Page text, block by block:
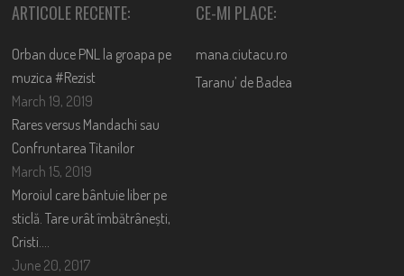
ARTICOLE RECENTE:
Orban duce PNL la groapa pe
muzica #Rezist
March 19, 2019
Rares versus Mandachi sau
Confruntarea Titanilor
March 15, 2019
Moroiul care bântuie liber pe
sticlă. Tare urât îmbătrânești,
Cristi….
June 20, 2017
CE-MI PLACE:
mana.ciutacu.ro
Taranu’ de Badea